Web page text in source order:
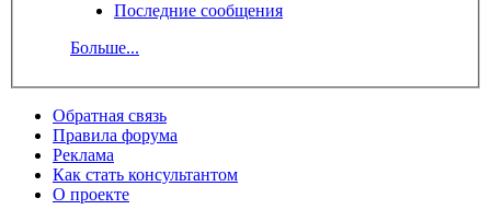
Последние сообщения
Больше...
Обратная связь
Правила форума
Реклама
Как стать консультантом
О проекте